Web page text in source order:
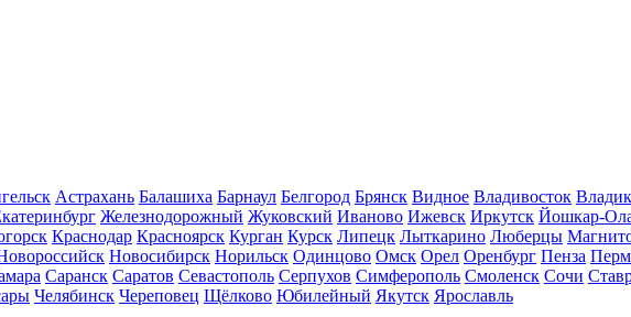
Астрахань Балашиха Барнаул Белгород Брянск Видное Владивосток
Железнодорожный Жуковский Иваново Ижевск Иркутск Йошкар-
Краснодар Красноярск Курган Курск Липецк Лыткарино Люберцы
Новосибирск Норильск Одинцово Омск Орел Оренбург Пенза
Саранск Саратов Севастополь Серпухов Симферополь Смоленск Сочи
Челябинск Череповец Щёлково Юбилейный Якутск Ярославль